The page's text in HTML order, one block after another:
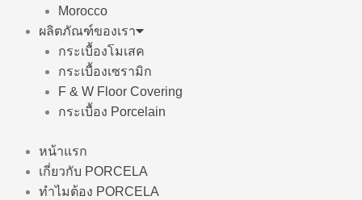
Morocco
ผลิตภัณฑ์ของเรา
กระเบื้องโมเสค
กระเบื้องเซรามิก
F & W Floor Covering
กระเบื้อง Porcelain
หน้าแรก
เกี่ยวกับ PORCELA
ทำไมต้อง PORCELA